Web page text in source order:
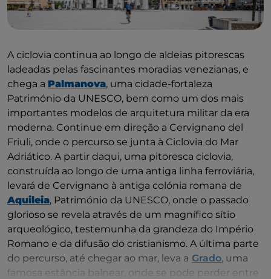
A ciclovia continua ao longo de aldeias pitorescas
ladeadas pelas fascinantes moradias venezianas, e
chega a Palmanova, uma cidade-fortaleza
Património da UNESCO, bem como um dos mais
importantes modelos de arquitetura militar da era
moderna. Continue em direção a Cervignano del
Friuli, onde o percurso se junta à Ciclovia do Mar
Adriático. A partir daqui, uma pitoresca ciclovia,
construída ao longo de uma antiga linha ferroviária,
levará de Cervignano à antiga colónia romana de
Aquileia, Património da UNESCO, onde o passado
glorioso se revela através de um magnífico sítio
arqueológico, testemunha da grandeza do Império
Romano e da difusão do cristianismo. A última parte
do percurso, até chegar ao mar, leva a Grado, uma
famosa estância balnear, onde se pode perder entre